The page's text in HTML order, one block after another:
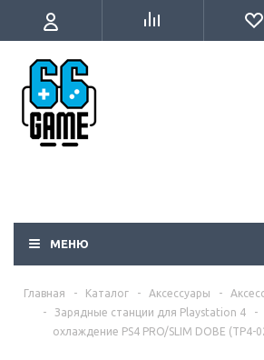
МЕНЮ
Главная - Каталог - Аксессуары -
-
Зарядные станции для Playstation 4 -
охлаждение PS4 PRO/SLIM DOBE (TP4-